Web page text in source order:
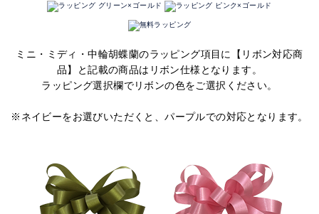
ミニ・ミディ・中輪胡蝶蘭のラッピング項目に【リボン対応商
品】と記載の商品はリボン仕様となります。
ラッピング選択欄でリボンの色をご選択ください。
※ネイビーをお選びいただくと、パープルでの対応となります。